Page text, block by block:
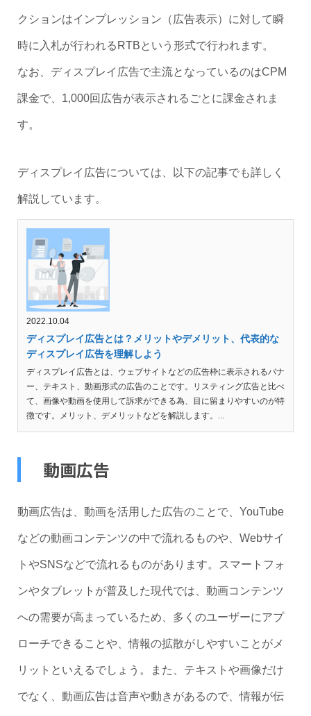
クションはインプレッション（広告表示）に対して瞬
時に入札が行われるRTBという形式で行われます。
なお、ディスプレイ広告で主流となっているのはCPM
課金で、1,000回広告が表示されるごとに課金されま
す。
ディスプレイ広告については、以下の記事でも詳しく
解説しています。
2022.10.04
ディスプレイ広告とは？メリットやデメリット、代表的な
ディスプレイ広告を理解しよう
ディスプレイ広告とは、ウェブサイトなどの広告枠に表示されるバナ
ー、テキスト、動画形式の広告のことです。リスティング広告と比べ
て、画像や動画を使用して訴求ができる為、目に留まりやすいのが特
徴です。メリット、デメリットなどを解説します。...
動画広告
動画広告は、動画を活用した広告のことで、YouTube
などの動画コンテンツの中で流れるものや、Webサイ
トやSNSなどで流れるものがあります。スマートフォ
ンやタブレットが普及した現代では、動画コンテンツ
への需要が高まっているため、多くのユーザーにアプ
ローチできることや、情報の拡散がしやすいことがメ
リットといえるでしょう。また、テキストや画像だけ
でなく、動画広告は音声や動きがあるので、情報が伝